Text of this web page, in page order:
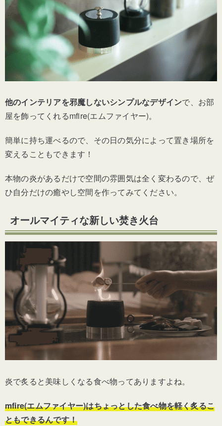
他のインテリアを邪魔しないシンプルなデザインで、お部
屋を飾ってくれるmfire(エムファイヤー)。
簡単に持ち運べるので、その日の気分によって置き場所を
変えることもできます！
本物の炎があるだけで空間の雰囲気は全く変わるので、ぜ
ひ自分だけの癒やし空間を作ってみてください。
オールマイティな新しい焚き火台
炎で炙ると美味しくなる食べ物ってありますよね。
mfire(エムファイヤー)はちょっとした食べ物を軽く炙るこ
ともできるんです！